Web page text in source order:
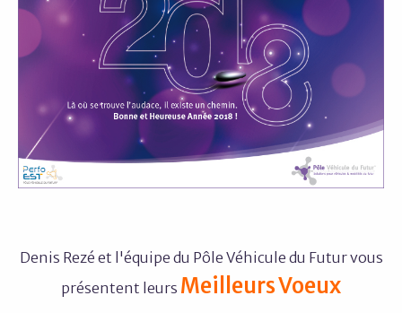
Denis Rezé et l'équipe du Pôle Véhicule du Futur vous
présentent leurs Meilleurs Voeux